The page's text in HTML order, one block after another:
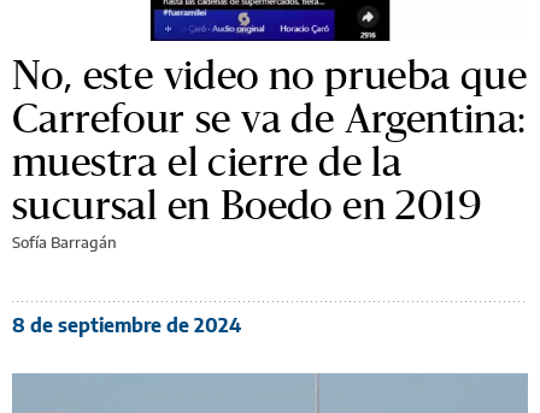
No, este video no prueba que
Carrefour se va de Argentina:
muestra el cierre de la
sucursal en Boedo en 2019
Sofía Barragán
8 de septiembre de 2024